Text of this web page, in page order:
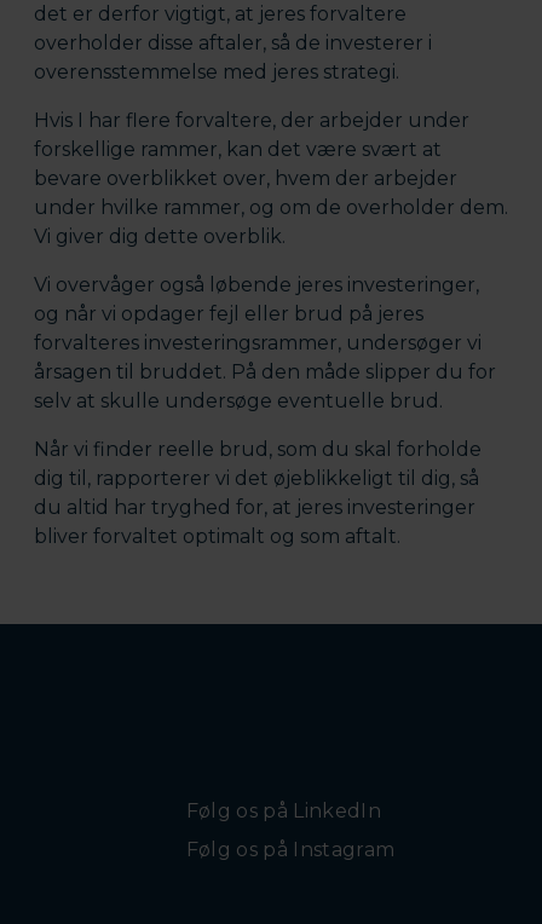
det er derfor vigtigt, at jeres forvaltere
overholder disse aftaler, så de investerer i
overensstemmelse med jeres strategi.
Hvis I har flere forvaltere, der arbejder under
forskellige rammer, kan det være svært at
bevare overblikket over, hvem der arbejder
under hvilke rammer, og om de overholder dem.
Vi giver dig dette overblik.
Vi overvåger også løbende jeres investeringer,
og når vi opdager fejl eller brud på jeres
forvalteres investeringsrammer, undersøger vi
årsagen til bruddet. På den måde slipper du for
selv at skulle undersøge eventuelle brud.
Når vi finder reelle brud, som du skal forholde
dig til, rapporterer vi det øjeblikkeligt til dig, så
du altid har tryghed for, at jeres investeringer
bliver forvaltet optimalt og som aftalt.
Følg os på LinkedIn
Følg os på Instagram